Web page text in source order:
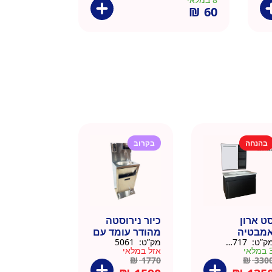
₪ 60
בהנחה
ארון
שחור
סמ
₪
בקרוב
כיור נירוסטה
מהודר עומד עם
פח אשפה
ברצלונה
מק”ט:
אזל במלאי
₪1770